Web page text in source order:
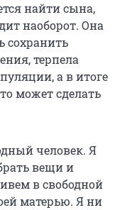
найти сына,
наоборот. Она
сохранить
терпела
а в итоге
может сделать
человек. Я
вещи и
в свободной
матерью. Я ни